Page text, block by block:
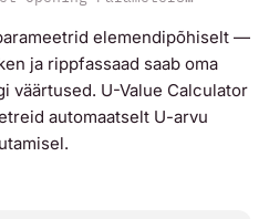
elemendipõhiselt —
ja rippfassaad saab oma
väärtused. U-Value Calculator
automaatselt U-arvu